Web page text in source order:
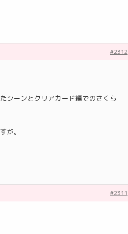
#2312
シーンとクリアカード編でのさくら
が。
#2311